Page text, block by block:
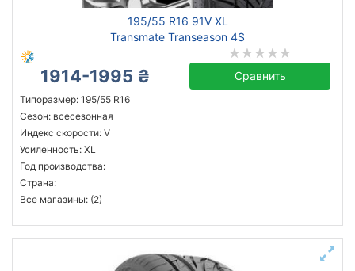
195/55 R16 91V XL
Transmate Transeason 4S
1914-1995 ₴ Сравнить
Типоразмер: 195/55 R16
Сезон: всесезонная
Индекс скорости: V
Усиленность: XL
Год производства:
Страна:
Все магазины: (2)